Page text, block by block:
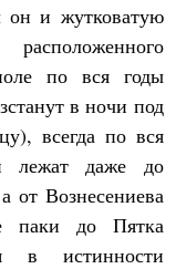
он и жутковатую
по вся годы
в ночи под
всегда по вся
лежат даже до
от Вознесениева
паки до Пятка
в истинности